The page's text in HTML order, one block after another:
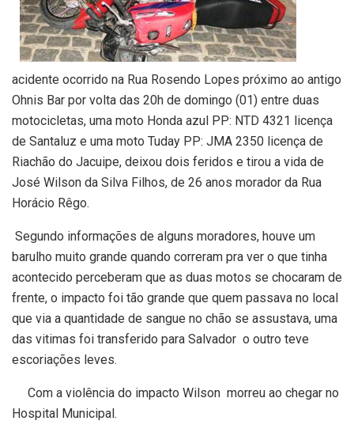
acidente ocorrido na Rua Rosendo Lopes próximo ao antigo
Ohnis Bar por volta das 20h de domingo (01) entre duas
motocicletas, uma moto Honda azul PP: NTD 4321 licença
de Santaluz e uma moto Tuday PP: JMA 2350 licença de
Riachão do Jacuipe, deixou dois feridos e tirou a vida de
José Wilson da Silva Filhos, de 26 anos morador da Rua
Horácio Rêgo.
Segundo informações de alguns moradores, houve um
barulho muito grande quando correram pra ver o que tinha
acontecido perceberam que as duas motos se chocaram de
frente, o impacto foi tão grande que quem passava no local
que via a quantidade de sangue no chão se assustava, uma
das vitimas foi transferido para Salvador o outro teve
escoriações leves.
Com a violência do impacto Wilson morreu ao chegar no
Hospital Municipal.